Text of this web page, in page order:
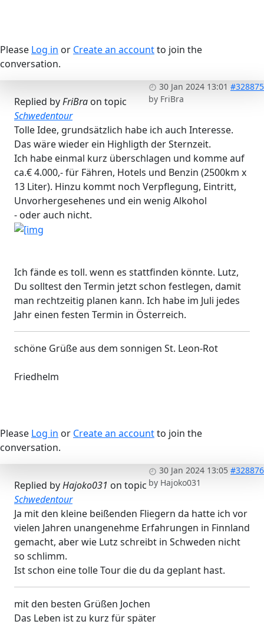
Please Log in or Create an accountto join the
conversation.
30 Jan 2024 13:01 #328875
by FriBra
Replied byFriBraon topic
Schwedentour
Tolle Idee, grundsätzlich habe ich auch Interesse.
Das wäre wieder ein Highligth der Sternzeit.
Ich habe einmal kurz überschlagen und komme auf
ca.€ 4.000,- für Fähren, Hotels und Benzin (2500km x
13 Liter). Hinzu kommt noch Verpflegung, Eintritt,
Unvorhergesehenes und ein wenig Alkohol
- oder auch nicht.
Ich fände es toll. wenn es stattfinden könnte. Lutz,
Du solltest den Termin jetzt schon festlegen, damit
man rechtzeitig planen kann. Ich habe im Juli jedes
Jahr einen festen Termin in Österreich.
schöne Grüße aus dem sonnigen St. Leon-Rot
Friedhelm
Please Log in or Create an accountto join the
conversation.
30 Jan 2024 13:05 #328876
by Hajoko031
Replied byHajoko031 on topic
Schwedentour
Ja mit den kleine beißenden Fliegern da hatte ich vor
vielen Jahren unangenehme Erfahrungen in Finnland
gemacht, aber wie Lutz schreibt in Schweden nicht
so schlimm.
Ist schon eine tolle Tour die du da geplant hast.
mit den besten Grüßen Jochen
Das Leben ist zu kurz für später